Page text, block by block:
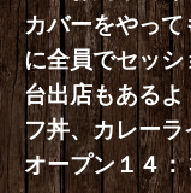
カバーをやっ
に全員でセッ
台出店もある
フ丼、カレー
オープン１４